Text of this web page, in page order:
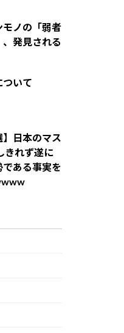
モノの「弱者
発見される
ついて
】日本のマス
きれず遂に
である事実を